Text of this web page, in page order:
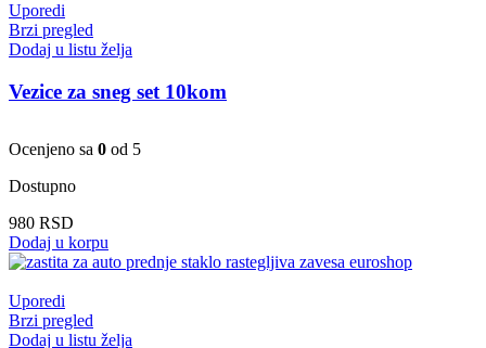
Uporedi
Brzi pregled
Dodaj u listu želja
Vezice za sneg set 10kom
Ocenjeno sa 0 od 5
Dostupno
980 RSD
Dodaj u korpu
Uporedi
Brzi pregled
Dodaj u listu želja